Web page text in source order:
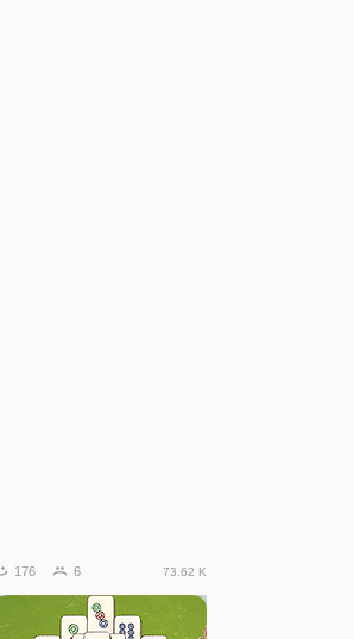
176 6 73.62 K